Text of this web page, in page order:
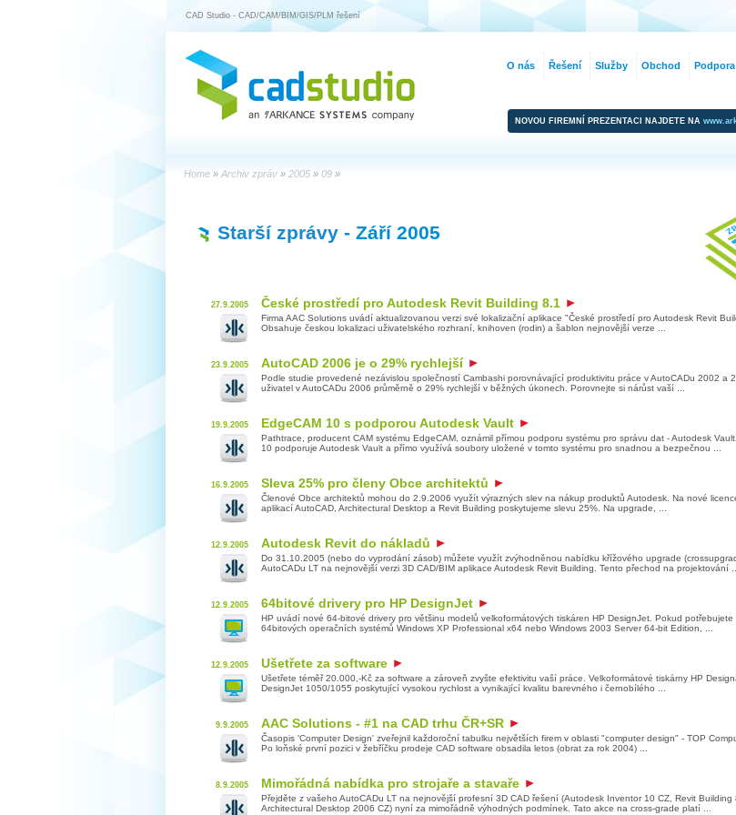
CAD Studio - CAD/CAM/BIM/GIS/PLM řešení
NOVOU FIREMNÍ PREZENTACI NAJDETE NA
Home » Archiv zpráv » 2005 » 09 »
Starší zprávy - Září 2005
27.9.2005 České prostředí pro Autodesk Revit Building 8.1
Firma AAC Solutions uvádí aktualizovanou verzi své lokalizační aplikace "České prostředí pro Autodesk Revit
Obsahuje českou lokalizaci uživatelského rozhraní, knihoven (rodin) a šablon nejnovější verze ...
23.9.2005 AutoCAD 2006 je o 29% rychlejší
Podle studie provedené nezávislou společností Cambashi porovnávající produktivitu práce v AutoCADu 2002 a
uživatel v AutoCADu 2006 průměrně o 29% rychlejší v běžných úkonech. Porovnejte si nárůst vaší ...
19.9.2005 EdgeCAM 10 s podporou Autodesk Vault
Pathtrace, producent CAM systému EdgeCAM, oznámil přímou podporu systému pro správu dat - Autodesk
10 podporuje Autodesk Vault a přímo využívá soubory uložené v tomto systému pro snadnou a bezpečnou ...
16.9.2005 Sleva 25% pro členy Obce architektů
Členové Obce architektů mohou do 2.9.2006 využít výrazných slev na nákup produktů Autodesk. Na nové
aplikací AutoCAD, Architectural Desktop a Revit Building poskytujeme slevu 25%. Na upgrade, ...
12.9.2005 Autodesk Revit do nákladů
Do 31.10.2005 (nebo do vyprodání zásob) můžete využít zvýhodněnou nabídku křížového upgrade
AutoCADu LT na nejnovější verzi 3D CAD/BIM aplikace Autodesk Revit Building. Tento přechod na projektování ...
12.9.2005 64bitové drivery pro HP DesignJet
HP uvádí nové 64-bitové drivery pro většinu modelů velkoformátových tiskáren HP DesignJet. Pokud potřebujete
64bitových operačních systémů Windows XP Professional x64 nebo Windows 2003 Server 64-bit Edition, ...
12.9.2005 Ušetřete za software
Ušetřete téměř 20.000,-Kč za software a zároveň zvyšte efektivitu vaší práce. Velkoformátové tiskárny HP
DesignJet 1050/1055 poskytující vysokou rychlost a vynikající kvalitu barevného i černobílého ...
9.9.2005 AAC Solutions - #1 na CAD trhu ČR+SR
Časopis 'Computer Design' zveřejnil každoroční tabulku největších firem v oblasti "computer design" - TOP
Po loňské první pozici v žebříčku prodeje CAD software obsadila letos (obrat za rok 2004) ...
8.9.2005 Mimořádná nabídka pro strojaře a stavaře
Přejděte z vašeho AutoCADu LT na nejnovější profesní 3D CAD řešení (Autodesk Inventor 10 CZ, Revit Building
Architectural Desktop 2006 CZ) nyní za mimořádně výhodných podmínek. Tato akce na cross-grade platí ...
O nás Řešení Služby Obchod Podpora